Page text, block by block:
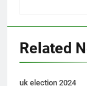
Related
uk election 2024